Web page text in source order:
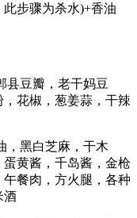
步骤为杀水)+香油
县豆瓣，老干妈豆
花椒，葱姜蒜，干辣
，黑白芝麻，干木
黄酱，千岛酱，金枪
餐肉，方火腿，各种
酒